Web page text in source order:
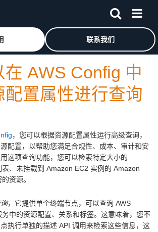
联系我们
在 AWS Config 中
配置属性进行查询
，您可以根据资源配置属性运行高级查询，
配置，以帮助您满足合规性、成本、审计和安
这项查询功能，您可以检索特定大小的
、未挂载到 Amazon EC2 实例的 Amazon
资源。
，它提供单个终端节点，可以查询 AWS
中的资源配置、关系和标签。这意味着，您不
执行单独的描述 API 调用来检索这些信息，这